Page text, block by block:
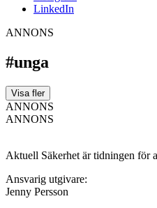
LinkedIn
ANNONS
#unga
Visa fler
ANNONS
ANNONS
Aktuell Säkerhet är tidningen för
Ansvarig utgivare:
Jenny Persson